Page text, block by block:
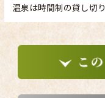
温泉は時間制の貸し切り